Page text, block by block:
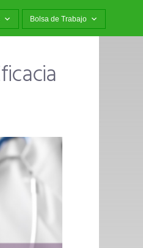
Bolsa de Trabajo